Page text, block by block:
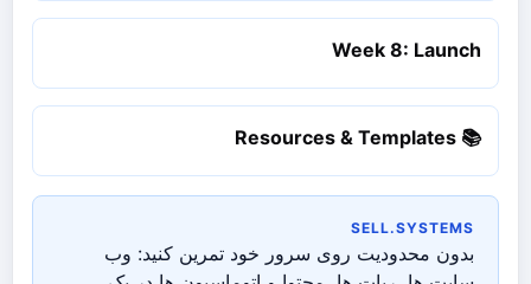
Week 8: Launch
📚 Resources & Templates
SELL.SYSTEMS
بدون محدودیت روی سرور خود تمرین کنید: وب